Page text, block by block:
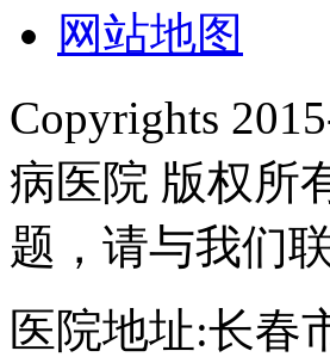
网站地图
Copyrights
病医院 版权所
题，请与我们
医院地址:长春